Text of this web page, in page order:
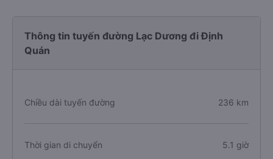
Thông tin tuyến đường Lạc Dương đi Định
Quán
Chiều dài tuyến đường 236 km
Thời gian di chuyển 5.1 giờ